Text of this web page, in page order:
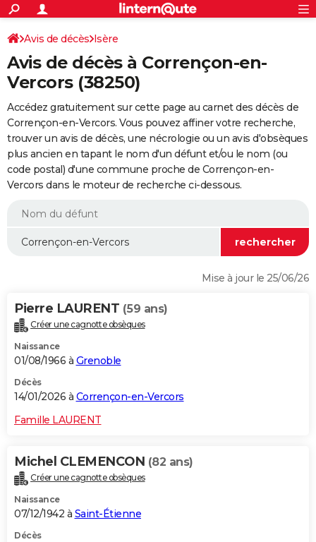
ACTUALITÉS
Politique
Société
Faits Divers
Education
Monde
Villes
+
SPORT
Coupe du monde 2026
Football
Tennis
Cyclisme
Rugby
Forum
FINANCE
Retraite
Impôts
Epargne
Immobilier
Risques naturels par ville
Banque
Assurance
Crédit
Essais
Réserver un essai
Citadines
Berlines
SUV
Forum auto
+
HIGH-TECH
Mobiles
Meilleur smartphone
Internet
Ordinateurs
Jeux vidéo
Guide high-tech
+
BRICOLAGE
Forum
Aménagement intérieur
Extérieur
Cuisine
Salle de bains
Jardinage
Rangement
WEEK-END
Guides de France
Escapades
Patrimoine
Expositions
Musées
Week-end nature
LIFESTYLE
Alimentation
Guide de la santé
Maladies
Médicaments
Sommeil
VOYAGE
Destinations
City break
Voyage nature
Voyage de noces
Forum
Climat
+PHOTO
GUIDES D'ACHAT
BONS PLANS
CARTE DE VOEUX
Dictionnaire
Biographies
Citations
Expressions
Proverbes
PROGRAMME TV
COPAINS D'AVANT
S'inscrire
Se connecter
Lycées
Collèges
Primaires
Universités
Entreprises
Service militaire
Avis de recherche
AVIS DE DÉCÈS
Avis de décès Isère
Avis de décès à Corrençon-en-
Vercors (38250)
Accédez gratuitement sur cette page au carnet des décès de
Corrençon-en-Vercors. Vous pouvez affiner votre recherche,
trouver un avis de décès, une nécrologie ou un avis d'obsèques
plus ancien en tapant le nom d'un défunt et/ou le nom (ou
code postal) d'une commune proche de Corrençon-en-
Vercors dans le moteur de recherche ci-dessous.
Mise à jour le 25/06/26
Pierre LAURENT (59 ans)
Créer une cagnotte obsèques
Naissance
01/08/1966 à Grenoble
Décès
14/01/2026 à Corrençon-en-Vercors
Famille LAURENT
Michel CLEMENCON (82 ans)
Créer une cagnotte obsèques
Naissance
07/12/1942 à Saint-Étienne
Décès